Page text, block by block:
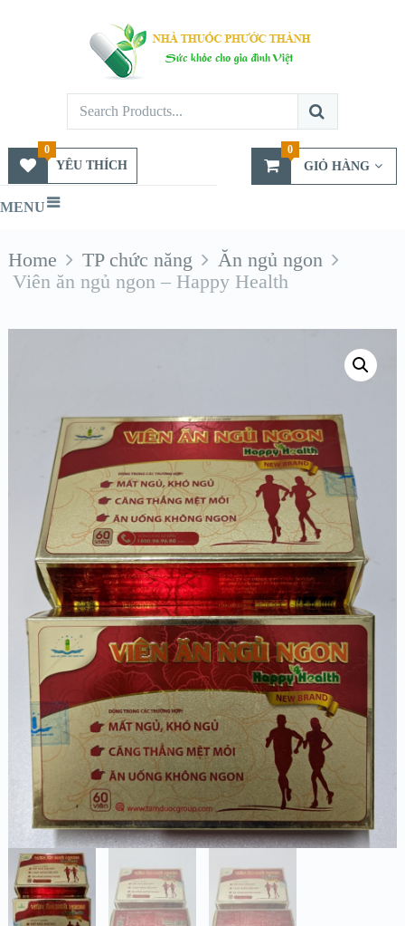
YÊU THÍCH
0
GIỎ HÀNG
0
MENU
Home TP chức năng
Ăn ngủ ngon
Viên ăn ngủ ngon – Happy Health